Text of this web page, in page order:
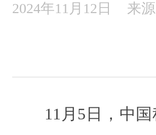
2024年11月12日 来源
11月5日，中